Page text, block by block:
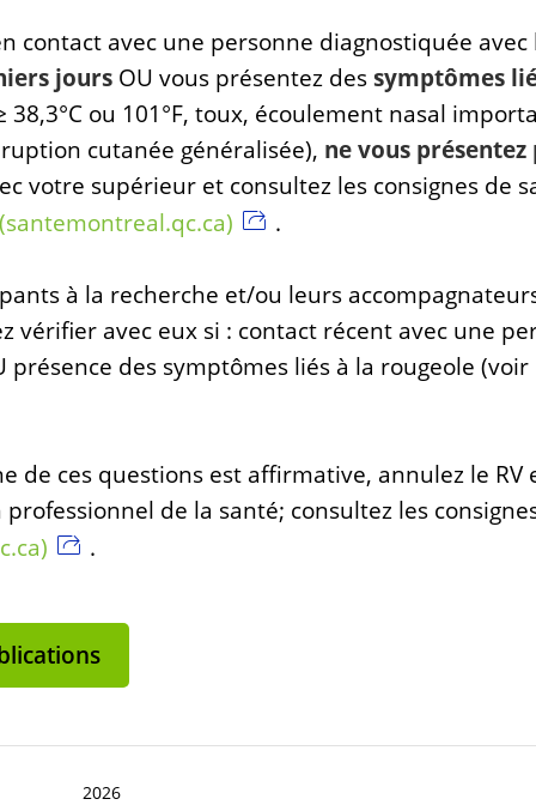
contact avec une personne diagnostiquée
jours OU vous présentez dessymptômes
ou 101°F, toux, écoulement nasal
cutanée généralisée), ne vous
votre supérieur et consultez les consignes de
.
à la recherche et/ou leurs
vérifier avec eux si : contact récent avec une
présence des symptômes liés à la rougeole
de ces questions est affirmative, annulez le RV
de la santé; consultez les
.
2026